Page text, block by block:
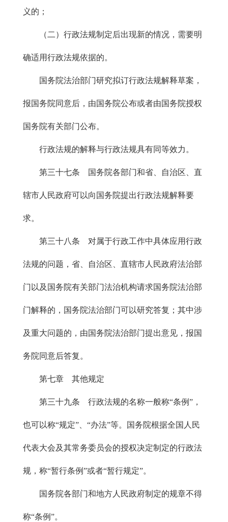
义的；
（二）行政法规制定后出现新的情况，需要明
确适用行政法规依据的。
国务院法治部门研究拟订行政法规解释草案，
报国务院同意后，由国务院公布或者由国务院授权
国务院有关部门公布。
行政法规的解释与行政法规具有同等效力。
第三十七条 国务院各部门和省、自治区、直
辖市人民政府可以向国务院提出行政法规解释要
求。
第三十八条 对属于行政工作中具体应用行政
法规的问题，省、自治区、直辖市人民政府法治部
门以及国务院有关部门法治机构请求国务院法治部
门解释的，国务院法治部门可以研究答复；其中涉
及重大问题的，由国务院法治部门提出意见，报国
务院同意后答复。
第七章 其他规定
第三十九条 行政法规的名称一般称“条例”，
也可以称“规定”、“办法”等。国务院根据全国人民
代表大会及其常务委员会的授权决定制定的行政法
规，称“暂行条例”或者“暂行规定”。
国务院各部门和地方人民政府制定的规章不得
称“条例”。